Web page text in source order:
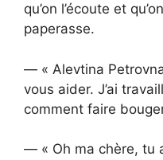
qu’on l’écoute et
paperasse.
— « Alevtina
vous aider. J’ai
comment faire
— « Oh ma chère, tu